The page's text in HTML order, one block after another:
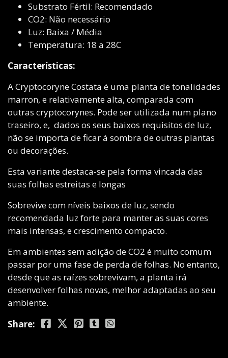
Substrato Fértil: Recomendado
CO2: Não necessário
Luz: Baixa / Média
Temperatura: 18 a 28C
Características:
A Cryptocoryne Costata é uma planta de tonalidades
marron, e relativamente alta, comparada com
outras cryptocorynes. Pode ser utilizada num plano
traseiro, e, dados os seus baixos requisitos de luz,
não se importa de ficar á sombra de outras plantas
ou decorações.
Esta variante destaca-se pela forma vincada das
suas folhas estreitas e longas
Sobrevive com níveis baixos de luz, sendo
recomendada luz forte para manter as suas cores
mais intensas, e crescimento compacto.
Em ambientes sem adição de CO2 é muito comum
passar por uma fase de perda de folhas. No entanto,
desde que as raízes sobrevivam, a planta irá
desenvolver folhas novas, melhor adaptadas ao seu
ambiente.
Share: